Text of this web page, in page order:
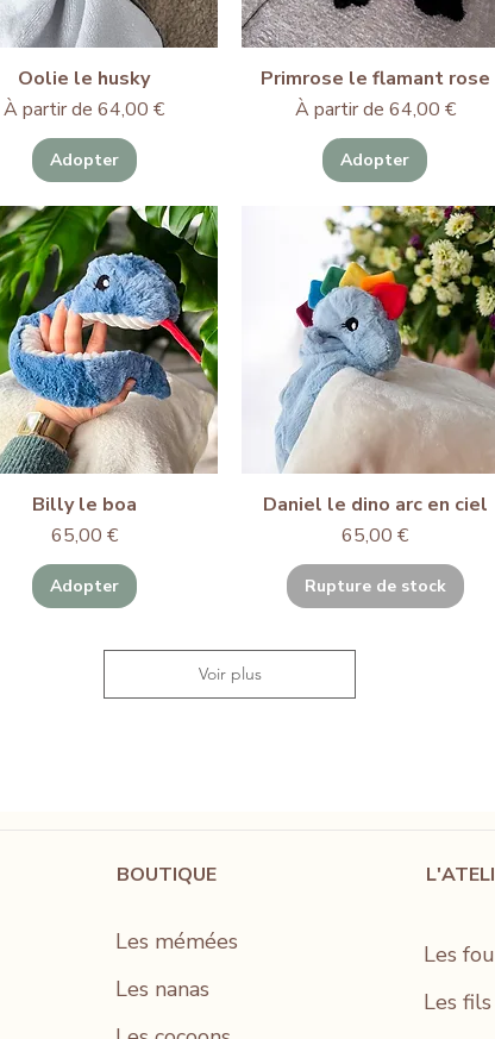
Oolie le husky
À partir de64,00 €
Prix promotionnel
Adopter
Primrose le flamant rose
À partir de 64,00 €
Prix promotionnel
Adopter
Billy le boa
Prix
65,00 €
Adopter
Daniel le dino arc en ciel
Prix
65,00 €
Rupture de stock
Voir plus
BOUTIQUE
Les mémées
Les nanas
Les
Les